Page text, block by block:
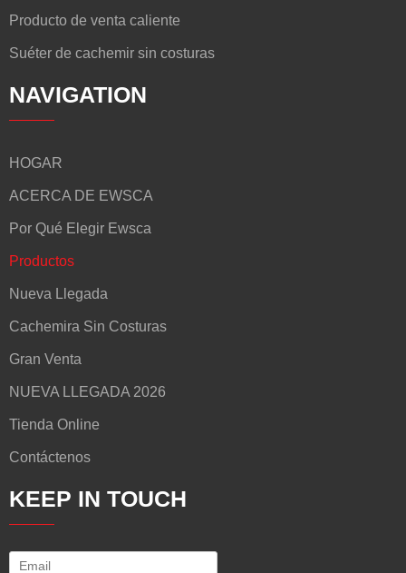
Producto de venta caliente
Suéter de cachemir sin costuras
NAVIGATION
HOGAR
ACERCA DE EWSCA
Por Qué Elegir Ewsca
Productos
Nueva Llegada
Cachemira Sin Costuras
Gran Venta
NUEVA LLEGADA 2026
Tienda Online
Contáctenos
KEEP IN TOUCH